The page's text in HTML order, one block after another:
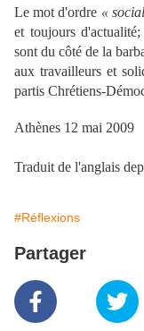
Le mot d'ordre «
et toujours
sont du côté de la
aux travailleurs et
partis Chrétiens-
Athènes 12 mai 2009
Traduit de l'anglais
#Réflexions
Partager